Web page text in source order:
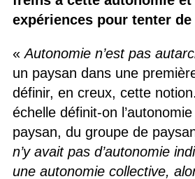
expériences pour tenter de
«Autonomie n’est pas
un paysan dans une
définir, en creux, cette
échelle définit-on
paysan, du groupe de
n’y avait pas d’autonomie
une autonomie collective,